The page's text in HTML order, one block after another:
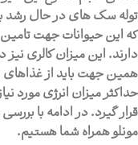
توله سگ های در حال رشد
که این حیوانات جهت تامین
دارند. این میزان کالری
همین جهت باید از غذاهای
حداکثر میزان انرژی مورد
قرار گیرد. در ادامه با
مونلو همراه شما هستیم.